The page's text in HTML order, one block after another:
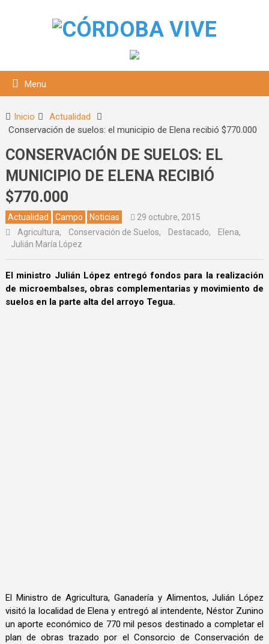
Menu
Inicio
Actualidad
Conservación de suelos: el municipio de Elena recibió $770.000
CONSERVACIÓN DE SUELOS: EL
MUNICIPIO DE ELENA RECIBIÓ
$770.000
Actualidad Campo Noticias
29 octubre, 2015
Agricultura, Conservación de Suelos, Destacado, Elena,
Julián María López
El ministro Julián López entregó fondos para la realización
de microembalses, obras complementarias y movimiento de
suelos en la parte alta del arroyo Tegua.
El Ministro de Agricultura, Ganadería y Alimentos, Julián López
visitó la localidad de Elena y entregó al intendente, Néstor Zunino
un aporte económico de 770 mil pesos destinado a completar el
plan de obras trazado por el Consorcio de Conservación de